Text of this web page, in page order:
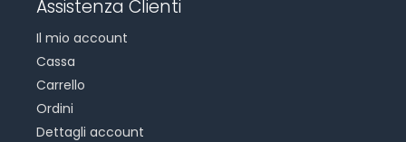
Assistenza Clienti
Il mio account
Cassa
Carrello
Ordini
Dettagli account